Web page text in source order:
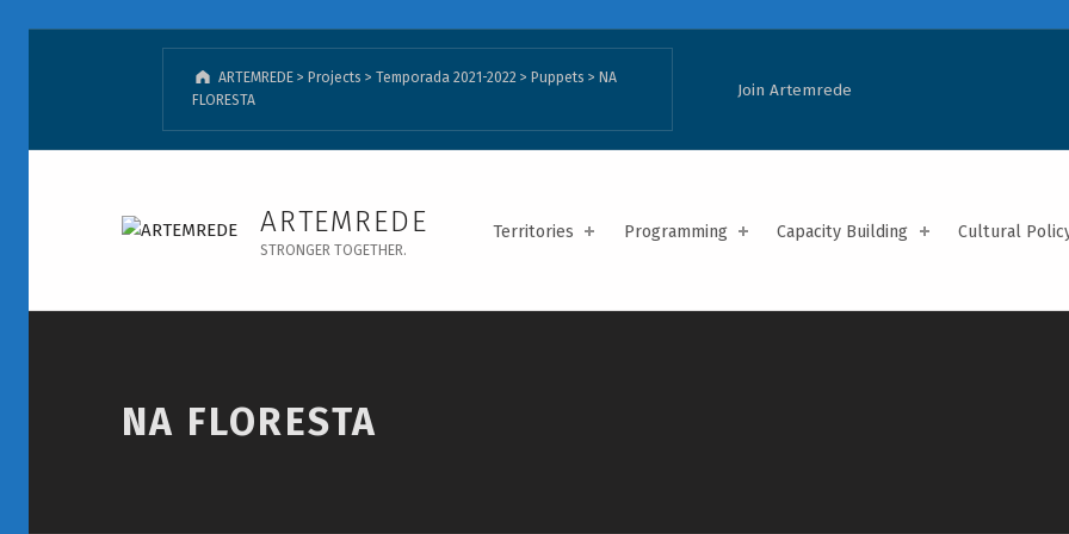
NA FLORESTA - ARTEMREDE
ARTEMREDE
STRONGER TOGETHER.
Territories Programming Capacity Building Cultural
ARTEMREDE> Projects > Temporada 2021-2022> Puppets > NA
FLORESTA
Join Artemrede
Introduction
NA FLORESTA